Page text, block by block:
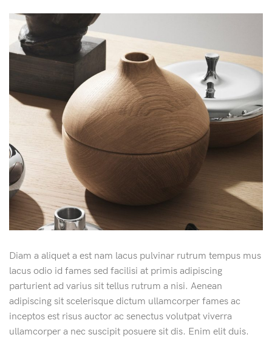
Diam a aliquet a est nam lacus pulvinar rutrum tempus mus
lacus odio id fames sed facilisi at primis adipiscing
parturient ad varius sit tellus rutrum a nisi. Aenean
adipiscing sit scelerisque dictum ullamcorper fames ac
inceptos est risus auctor ac senectus volutpat viverra
ullamcorper a nec suscipit posuere sit dis. Enim elit duis.